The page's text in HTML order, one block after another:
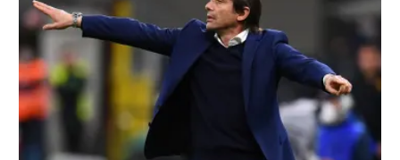
VOD
רץ ברשת
נבחרת ישראל
מכבי חיפה
בית"ר ירושלים
מכבי תל אביב
ליגה ספרדית
ליגה איטלקית
ליגה צרפתית
כדורסל נשים
מכבי תל אביב
הפועל חולון
הפועל ירושלים
יורוליג
יורוקאפ
טניס
כדוריד
כדורעף